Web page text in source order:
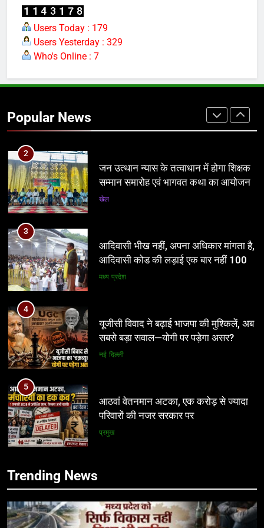
Users Today : 179
Users Yesterday : 329
Who's Online : 7
Popular News
की सहभागिता, डीडी नगर मॉडल विद्यालय रहा
प्रथम
अन्य
मोहन जी, मध्यप्रदेश को सिर्फ विकास नहीं-
2
जन उत्थान न्यास के तत्वाधान में होगा शिक्षक
सम्मान समारोह एवं भागवत कथा का आयोजन
खेल
3
आदिवासी भीख नहीं, अपना अधिकार मांगता है,
आदिवासी कोड की लड़ाई एक बार नहीं 100
बार लड़ेंगे: उमंग सिंघार
मध्य प्रदेश
4
यूजीसी विवाद ने बढ़ाई भाजपा की मुश्किलें, अब
सबसे बड़ा सवाल—योगी पर पड़ेगा असर?
नई दिल्ली
5
आठवां वेतनमान अटका, एक करोड़ से ज्यादा
परिवारों की नजर सरकार पर
प्रमुख
महानगर का हर कार्यकर्ता अपने आप को जिला
अध्यक्ष समझे – शिवम रानू राजावत
अन्य
Trending News
प्रमुख